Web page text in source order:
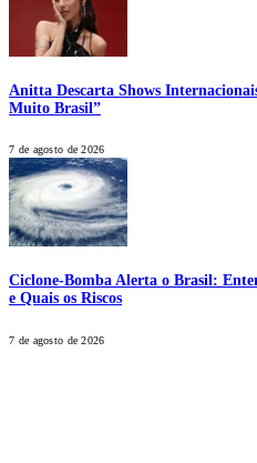
Anitta Descarta Shows
Muito Brasil”
7 de agosto de 2026
Ciclone-Bomba Alerta o Brasil:
e Quais os Riscos
7 de agosto de 2026